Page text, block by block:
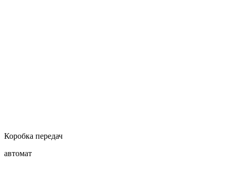
Коробка передач
автомат